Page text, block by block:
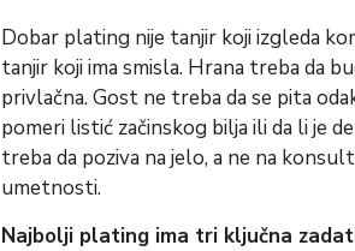
Dobar plating nije tanjir koji izgleda
tanjir koji ima smisla. Hrana treba da
privlačna. Gost ne treba da se pita
pomeri listić začinskog bilja ili da li je
treba da poziva na jelo, a ne na
umetnosti.
Najbolji plating ima tri ključna